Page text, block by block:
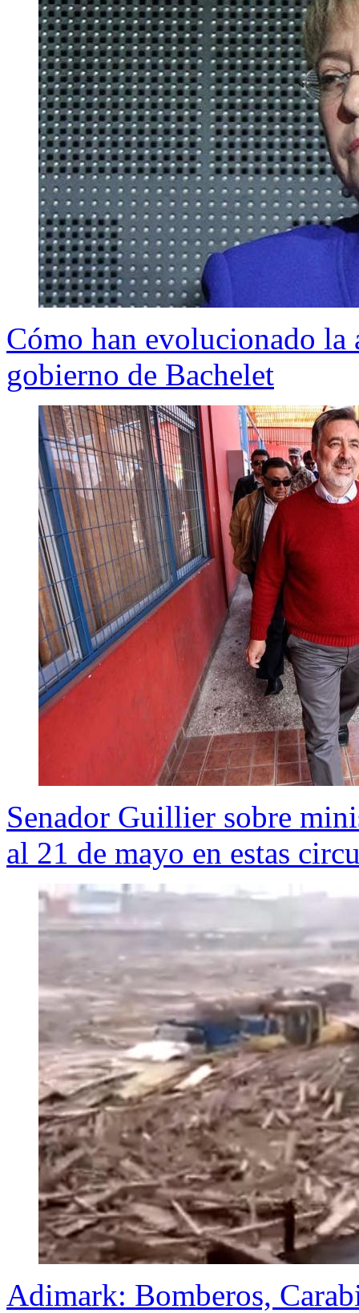
Cómo han evolucionado la
gobierno de Bachelet
Senador Guillier sobre
al 21 de mayo en estas
Adimark: Bomberos,